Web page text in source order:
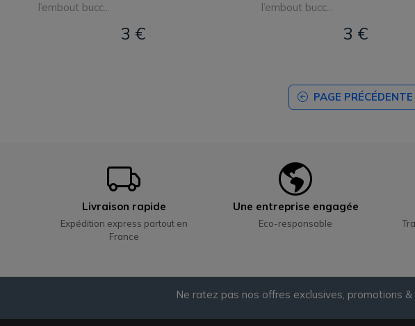
l’embout bucc...
3 €
l’embout bucc...
3 €
PAGE PRÉCÉDENTE
Livraison rapide
Expédition express partout en
France
Une entreprise engagée
Eco-responsable
Ne ratez pas nos offres exclusives, promotions &